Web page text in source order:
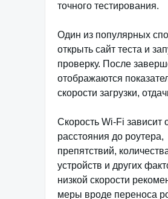
точного тестирования.
Один из популярных
открыть сайт теста и
проверку. После
отображаются
скорости загрузки,
Скорость Wi-Fi зависит
расстояния до роутера,
препятствий,
устройств и других
низкой скорости
меры вроде переноса